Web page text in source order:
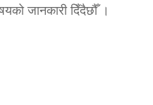
जानकारी दिँदैछौँ ।